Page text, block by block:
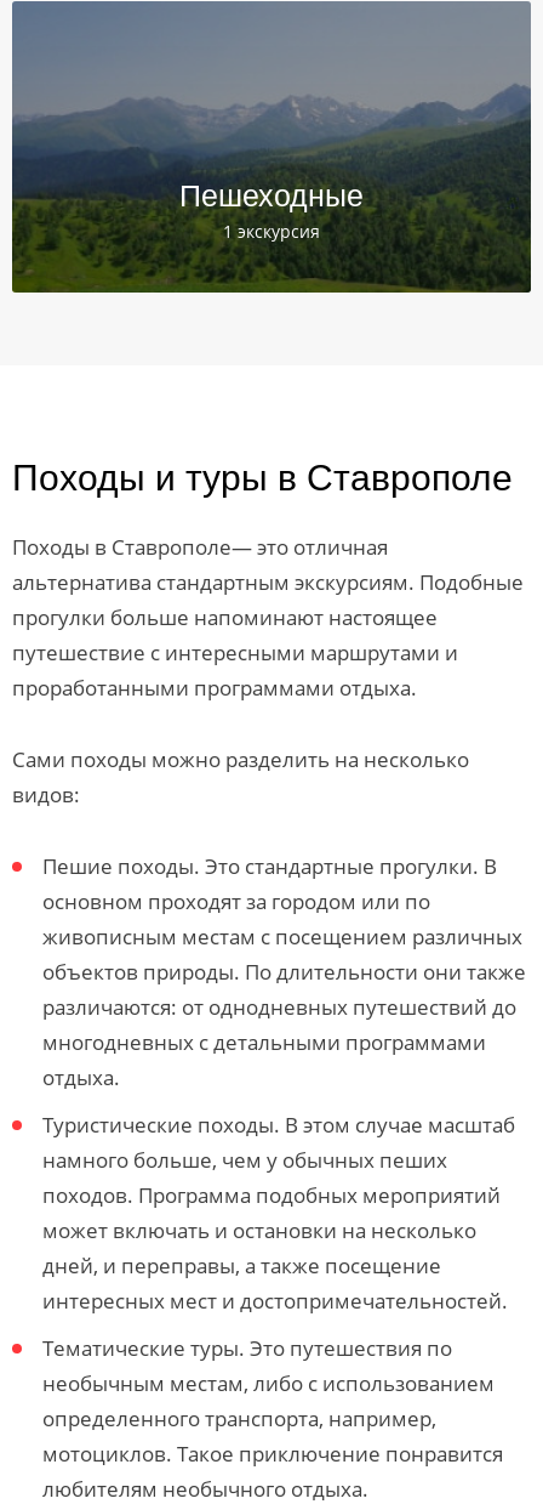
Пешеходные
1 экскурсия
Походы и туры в Ставрополе
Походы в Ставрополе— это отличная
альтернатива стандартным экскурсиям. Подобные
прогулки больше напоминают настоящее
путешествие с интересными маршрутами и
проработанными программами отдыха.
Сами походы можно разделить на несколько
видов:
Пешие походы. Это стандартные прогулки. В
основном проходят за городом или по
живописным местам с посещением различных
объектов природы. По длительности они также
различаются: от однодневных путешествий до
многодневных с детальными программами
отдыха.
Туристические походы. В этом случае масштаб
намного больше, чем у обычных пеших
походов. Программа подобных мероприятий
может включать и остановки на несколько
дней, и переправы, а также посещение
интересных мест и достопримечательностей.
Тематические туры. Это путешествия по
необычным местам, либо с использованием
определенного транспорта, например,
мотоциклов. Такое приключение понравится
любителям необычного отдыха.